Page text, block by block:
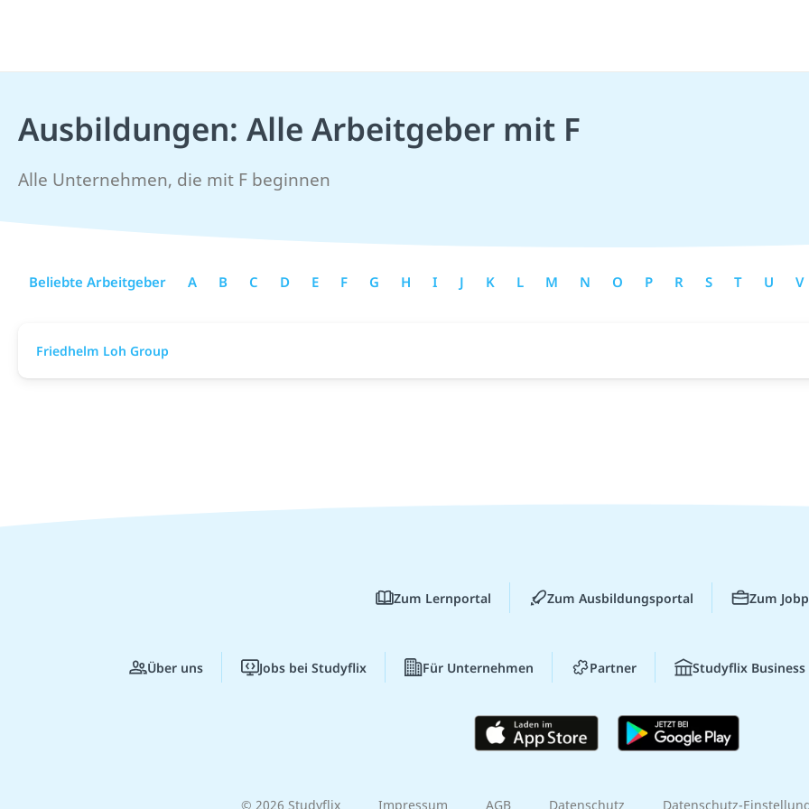
Ausbildungen: Alle Arbeitgeber mit F
Alle Unternehmen, die mit F beginnen
Beliebte Arbeitgeber A B C D E F G H I J K L M N O P R S T U V
Friedhelm Loh Group
Zum Lernportal Zum Ausbildungsportal Zum
Über uns Jobs bei Studyflix Für Unternehmen Partner Studyflix Business
© 2026 Studyflix Impressum AGB Datenschutz Datenschutz-